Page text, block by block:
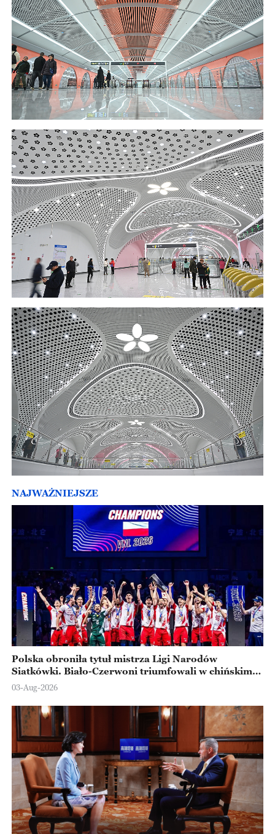
NAJWAŻNIEJSZE
Polska obroniła tytuł mistrza Ligi Narodów
Siatkówki. Biało-Czerwoni triumfowali w chińskim
Ningbo
03-Aug-2026